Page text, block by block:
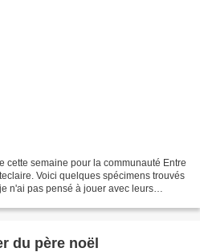
cette semaine pour la communauté Entre
Voici quelques spécimens trouvés
n'ai pas pensé à jouer avec leurs
du père noël